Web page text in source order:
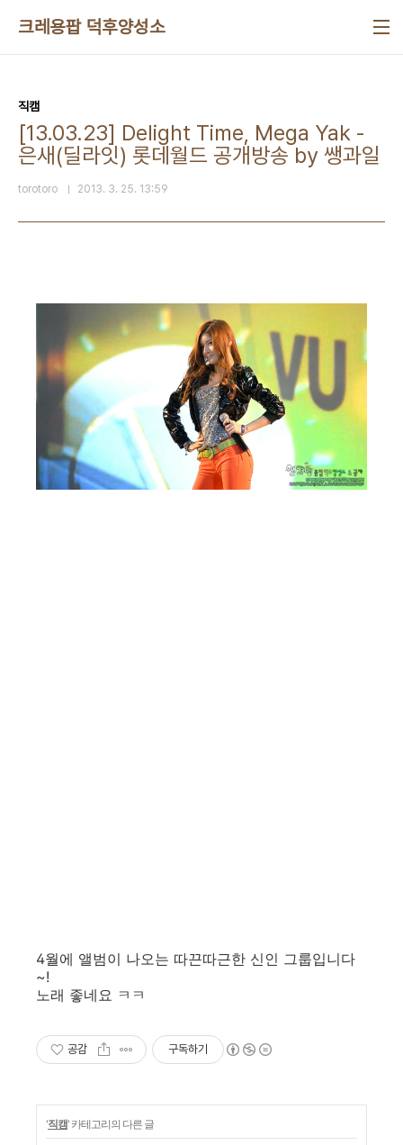
크레용팝 덕후양성소
직캠
[13.03.23] Delight Time, Mega Yak -
은새(딜라잇) 롯데월드 공개방송 by 쌩과일
torotoro 2013. 3. 25. 13:59
4월에 앨범이 나오는 따끈따근한 신인 그룹입니다
~!
노래 좋네요 ㅋㅋ
공감 구독하기
'직캠' 카테고리의 다른 글